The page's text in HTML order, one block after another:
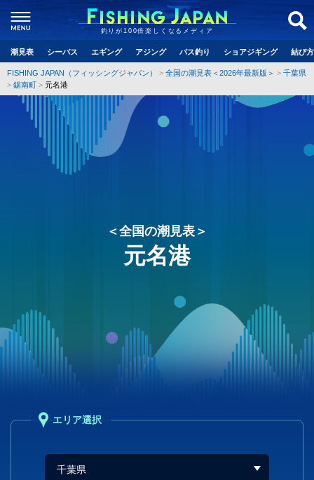
釣りが100倍楽しくなるメディア
潮見表 シーバス エギング アジング バス釣り ショアジギング 結び
FISHING JAPAN（フィッシングジャパン） 全国の潮見表＜2026年最新版＞
千葉県
鋸南町
元名港
＜全国の潮見表＞
元名港
エリア選択